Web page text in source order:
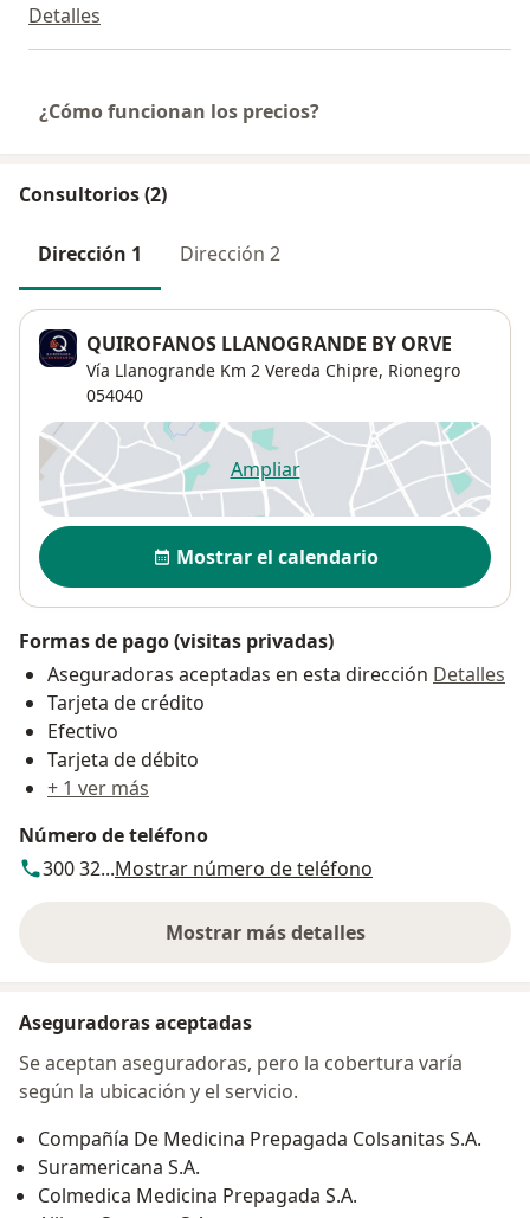
Detalles
¿Cómo funcionan los precios?
Consultorios (2)
Dirección 1 Dirección 2
QUIROFANOS LLANOGRANDE BY ORVE
Vía Llanogrande Km 2 Vereda Chipre, Rionegro
054040
Ampliarse abre en una nueva
Disponibilidad
Mostrar el calendario
Formas de pago (visitas privadas)
Aseguradoras aceptadas en esta dirección Detalles
Tarjeta de crédito
Efectivo
Tarjeta de débito
+ 1 ver más
Número de teléfono
300 32...Mostrar número de teléfono
Mostrar más detalles
sobre la dirección
Aseguradoras aceptadas
Se aceptan aseguradoras, pero la cobertura varía
según la ubicación y el servicio.
Compañía De Medicina Prepagada Colsanitas S.A.
Suramericana S.A.
Colmedica Medicina Prepagada S.A.